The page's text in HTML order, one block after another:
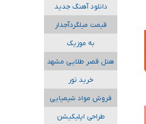
دانلود آهنگ جدید
قیمت میلگردآجدار
به موزیک
هتل قصر طلایی مشهد
خرید تور
فروش مواد شیمیایی
طراحی اپلیکیشن